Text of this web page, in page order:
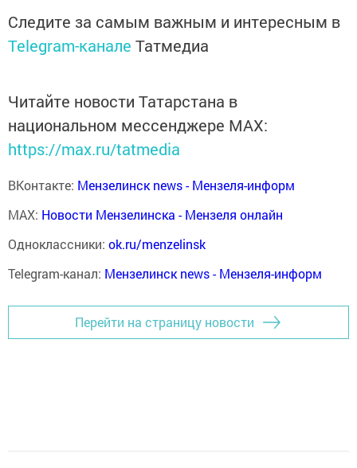
Следите за самым важным и интересным в
Telegram-канале Татмедиа
Читайте новости Татарстана в
национальном мессенджере MАХ:
https://max.ru/tatmedia
ВКонтакте: Мензелинск news - Мензеля-информ
MAX: Новости Мензелинска - Мензеля онлайн
Одноклассники: ok.ru/menzelinsk
Telegram-канал: Мензелинск news - Мензеля-информ
Перейти на страницу новости